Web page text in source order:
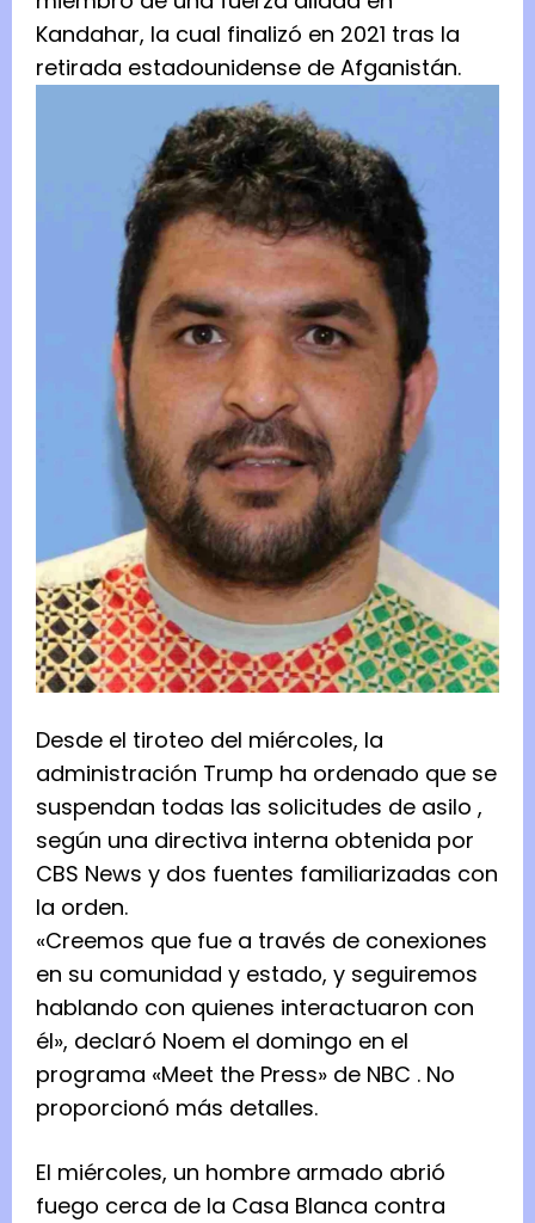
Kandahar, la cual finalizó en 2021 tras la
retirada estadounidense de Afganistán.
Desde el tiroteo del miércoles, la
administración Trump ha ordenado que se
suspendan todas las solicitudes de asilo ,
según una directiva interna obtenida por
CBS News y dos fuentes familiarizadas con
la orden.
«Creemos que fue a través de conexiones
en su comunidad y estado, y seguiremos
hablando con quienes interactuaron con
él», declaró Noem el domingo en el
programa «Meet the Press» de NBC . No
proporcionó más detalles.
El miércoles, un hombre armado abrió
fuego cerca de la Casa Blanca contra